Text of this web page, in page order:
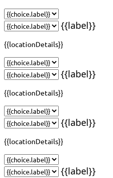
{{label}}
{{locationDetails}}
{{label}}
{{locationDetails}}
{{label}}
{{locationDetails}}
{{label}}